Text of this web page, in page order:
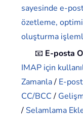
sayesinde e-
özetleme,
oluşturma
📧 E-posta
IMAP için
Zamanla/ E-
CC/BCC/
/ Selamlama